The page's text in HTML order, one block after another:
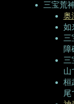
三宝荒
奥
如
三
障
三
山
桓
尾